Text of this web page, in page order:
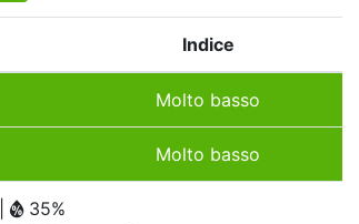
Indice
Molto basso
Molto basso
35%